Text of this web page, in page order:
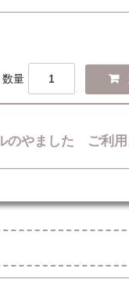
数量
のやました ご利用